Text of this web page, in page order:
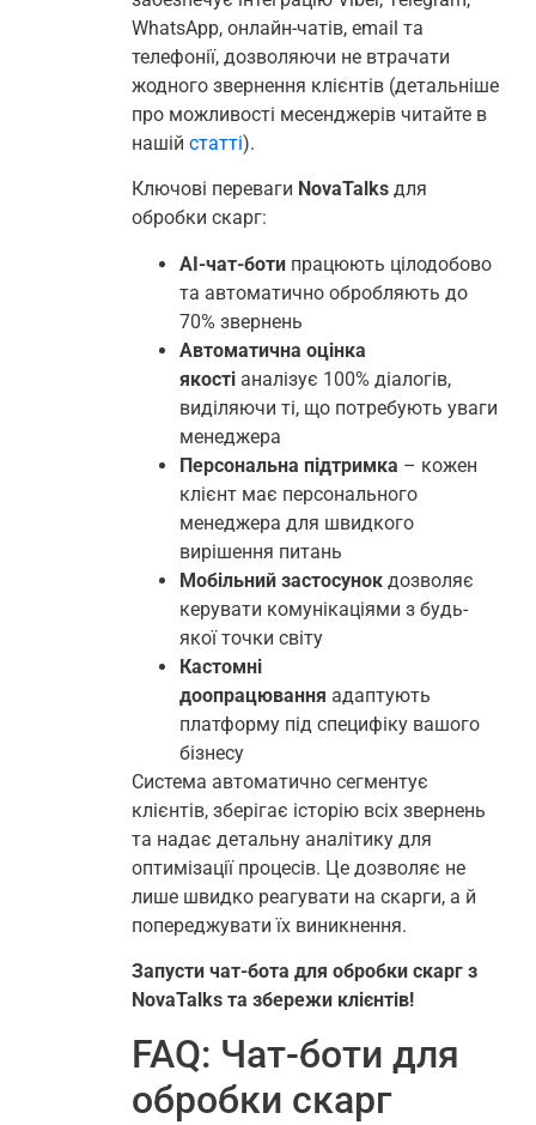
WhatsApp, онлайн-чатів, email та
телефонії, дозволяючи не втрачати
жодного звернення клієнтів (детальніше
про можливості месенджерів читайте в
нашій статті).
Ключові переваги NovaTalks для
обробки скарг:
АІ-чат-боти працюють цілодобово
та автоматично обробляють до
70% звернень
Автоматична оцінка
якості аналізує 100% діалогів,
виділяючи ті, що потребують уваги
менеджера
Персональна підтримка – кожен
клієнт має персонального
менеджера для швидкого
вирішення питань
Мобільний застосунок дозволяє
керувати комунікаціями з будь-
якої точки світу
Кастомні
доопрацювання адаптують
платформу під специфіку вашого
бізнесу
Система автоматично сегментує
клієнтів, зберігає історію всіх звернень
та надає детальну аналітику для
оптимізації процесів. Це дозволяє не
лише швидко реагувати на скарги, а й
попереджувати їх виникнення.
Запусти чат-бота для обробки скарг з
NovaTalks та збережи клієнтів!
FAQ: Чат-боти для
обробки скарг